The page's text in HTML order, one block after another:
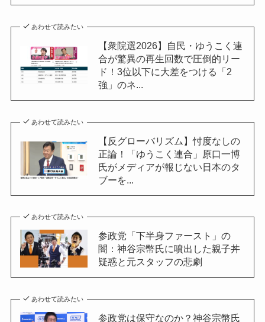
あわせて読みたい
【衆院選2026】自民・ゆうこく連
合が驚異の再生回数で圧倒的リー
ド！3位以下に大差をつける「2
強」のネ...
あわせて読みたい
【反グローバリズム】忖度なしの
正論！「ゆうこく連合」原口一博
氏がメディアが報じない日本のタ
ブーを...
あわせて読みたい
参政党「下半身ファースト」の
闇：神谷宗幣氏に噴出した親子丼
疑惑と元スタッフの悲劇
あわせて読みたい
参政党は保守なのか？神谷宗幣氏